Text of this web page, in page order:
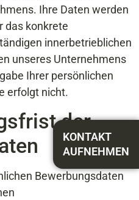
KONTAKT
AUFNEHMEN
Ihre Daten werden
das konkrete
innerbetrieblichen
unseres Unternehmens
Ihrer persönlichen
erfolgt nicht.
der
Bewerbungsdaten